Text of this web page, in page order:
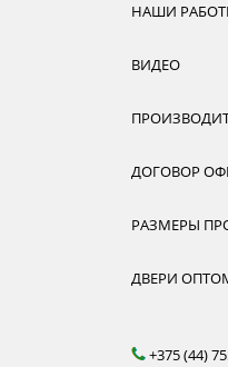
НАШИ
ВИДЕО
ДОГОВОР
РАЗМЕРЫ
ДВЕРИ
+375 (44)